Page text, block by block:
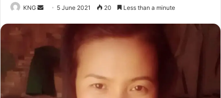
KNG
Send 5 June 2021 20 Less than a minute